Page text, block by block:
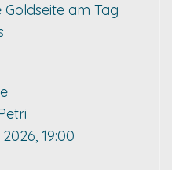
am Tag
19:00